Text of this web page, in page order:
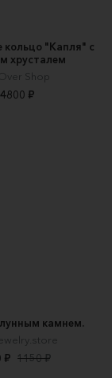
кольцо "Капля" с
хрусталем
Shop
4800 ₽
камнем.
₽ 1150 ₽